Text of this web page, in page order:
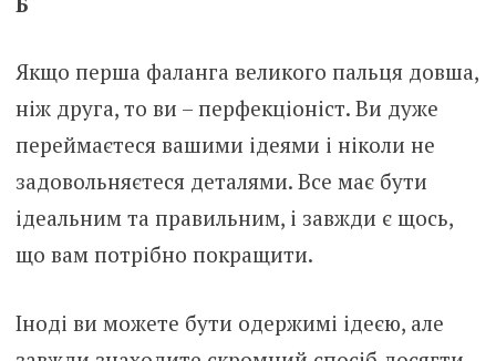
Якщо перша фаланга великого пальця довша,
ніж друга, то ви – перфекціоніст. Ви дуже
переймаєтеся вашими ідеями і ніколи не
задовольняєтеся деталями. Все має бути
ідеальним та правильним, і завжди є щось,
що вам потрібно покращити.
Іноді ви можете бути одержимі ідеєю, але